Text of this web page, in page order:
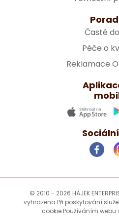
Časté
Péče o
Reklamace
© 2010 - 2026 HÁJEK
vyhrazena.Při poskytování
cookie.Používáním webu